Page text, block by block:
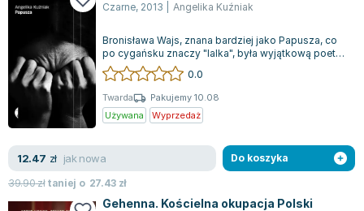
Czarne, 2013 Angelika Kuźniak
Bronisława Wajs, znana bardziej jako Papusza, co
po cygańsku znaczy "lalka", była wyjątkową poetką
odkrytą przez Jerzego Ficowskie...
0.0
Twarda
Pakujemy 10.08
Używana
Wyprzedaż
12.47 zł jak nowa
39.90złtaniej o 27.43 zł
Do koszyka
Gehenna. Kościelna okupacja Polski